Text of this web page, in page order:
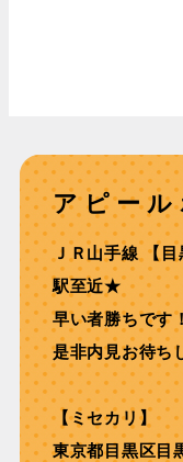
アピー
ＪＲ⼭⼿線 【
駅至近★
早い者勝ちです
是非内見お待ち
【ミセカリ】
東京都目黒区